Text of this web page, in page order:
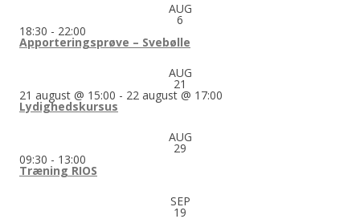
AUG
6
18:30 - 22:00
Apporteringsprøve – Svebølle
AUG
21
21 august @ 15:00 - 22 august @ 17:00
Lydighedskursus
AUG
29
09:30 - 13:00
Træning RIOS
SEP
19